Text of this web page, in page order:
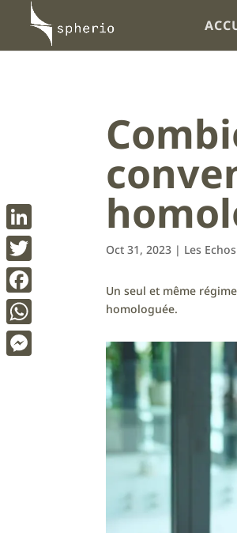
Oct 31, 2023 | Les Echos
Un seul et même
homologuée.
LinkedIn
Twitter
Facebook
WhatsApp